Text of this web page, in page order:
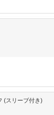
(スリーブ付き)